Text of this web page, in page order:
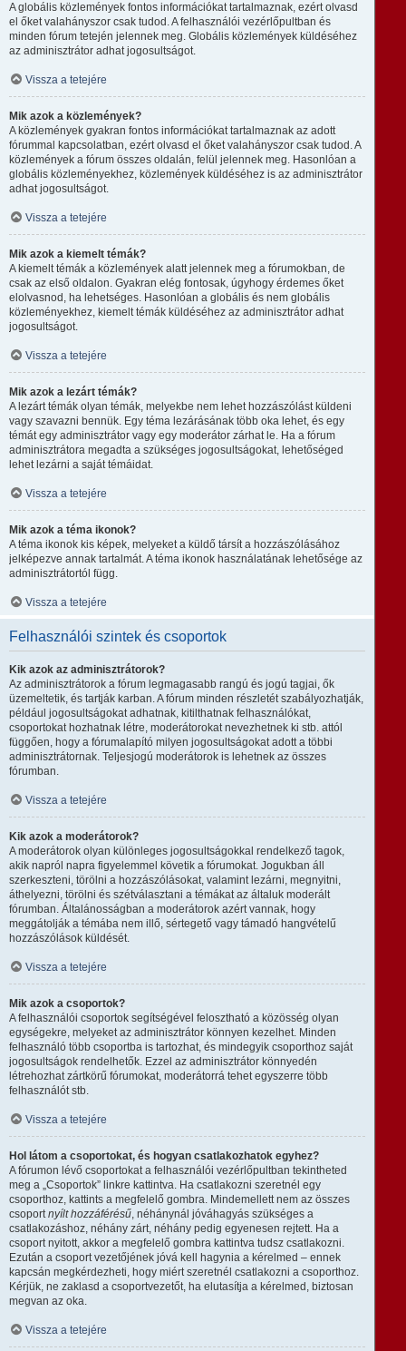
A globális közlemények fontos információkat tartalmaznak, ezért olvasd
el őket valahányszor csak tudod. A felhasználói vezérlőpultban és
minden fórum tetején jelennek meg. Globális közlemények küldéséhez
az adminisztrátor adhat jogosultságot.
Vissza a tetejére
Mik azok a közlemények?
A közlemények gyakran fontos információkat tartalmaznak az adott
fórummal kapcsolatban, ezért olvasd el őket valahányszor csak tudod. A
közlemények a fórum összes oldalán, felül jelennek meg. Hasonlóan a
globális közleményekhez, közlemények küldéséhez is az adminisztrátor
adhat jogosultságot.
Vissza a tetejére
Mik azok a kiemelt témák?
A kiemelt témák a közlemények alatt jelennek meg a fórumokban, de
csak az első oldalon. Gyakran elég fontosak, úgyhogy érdemes őket
elolvasnod, ha lehetséges. Hasonlóan a globális és nem globális
közleményekhez, kiemelt témák küldéséhez az adminisztrátor adhat
jogosultságot.
Vissza a tetejére
Mik azok a lezárt témák?
A lezárt témák olyan témák, melyekbe nem lehet hozzászólást küldeni
vagy szavazni bennük. Egy téma lezárásának több oka lehet, és egy
témát egy adminisztrátor vagy egy moderátor zárhat le. Ha a fórum
adminisztrátora megadta a szükséges jogosultságokat, lehetőséged
lehet lezárni a saját témáidat.
Vissza a tetejére
Mik azok a téma ikonok?
A téma ikonok kis képek, melyeket a küldő társít a hozzászólásához
jelképezve annak tartalmát. A téma ikonok használatának lehetősége az
adminisztrátortól függ.
Vissza a tetejére
Felhasználói szintek és csoportok
Kik azok az adminisztrátorok?
Az adminisztrátorok a fórum legmagasabb rangú és jogú tagjai, ők
üzemeltetik, és tartják karban. A fórum minden részletét szabályozhatják,
például jogosultságokat adhatnak, kitilthatnak felhasználókat,
csoportokat hozhatnak létre, moderátorokat nevezhetnek ki stb. attól
függően, hogy a fórumalapító milyen jogosultságokat adott a többi
adminisztrátornak. Teljesjogú moderátorok is lehetnek az összes
fórumban.
Vissza a tetejére
Kik azok a moderátorok?
A moderátorok olyan különleges jogosultságokkal rendelkező tagok,
akik napról napra figyelemmel követik a fórumokat. Jogukban áll
szerkeszteni, törölni a hozzászólásokat, valamint lezárni, megnyitni,
áthelyezni, törölni és szétválasztani a témákat az általuk moderált
fórumban. Általánosságban a moderátorok azért vannak, hogy
meggátolják a témába nem illő, sértegető vagy támadó hangvételű
hozzászólások küldését.
Vissza a tetejére
Mik azok a csoportok?
A felhasználói csoportok segítségével felosztható a közösség olyan
egységekre, melyeket az adminisztrátor könnyen kezelhet. Minden
felhasználó több csoportba is tartozhat, és mindegyik csoporthoz saját
jogosultságok rendelhetők. Ezzel az adminisztrátor könnyedén
létrehozhat zártkörű fórumokat, moderátorrá tehet egyszerre több
felhasználót stb.
Vissza a tetejére
Hol látom a csoportokat, és hogyan csatlakozhatok egyhez?
A fórumon lévő csoportokat a felhasználói vezérlőpultban tekintheted
meg a „Csoportok” linkre kattintva. Ha csatlakozni szeretnél egy
csoporthoz, kattints a megfelelő gombra. Mindemellett nem az összes
csoportnyílt hozzáférésű, néhánynál jóváhagyás szükséges a
csatlakozáshoz, néhány zárt, néhány pedig egyenesen rejtett. Ha a
csoport nyitott, akkor a megfelelő gombra kattintva tudsz csatlakozni.
Ezután a csoport vezetőjének jóvá kell hagynia a kérelmed – ennek
kapcsán megkérdezheti, hogy miért szeretnél csatlakozni a csoporthoz.
Kérjük, ne zaklasd a csoportvezetőt, ha elutasítja a kérelmed, biztosan
megvan az oka.
Vissza a tetejére